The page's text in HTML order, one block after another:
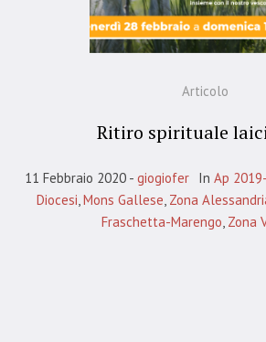
Articolo
Ritiro spirituale
11 Febbraio 2020 giogiofer In Ap
Diocesi Mons Gallese Zona
Fraschetta-Marengo Zona